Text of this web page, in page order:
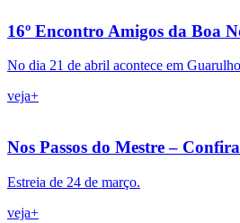
16º Encontro Amigos da Boa
No dia 21 de abril acontece em
veja+
Nos Passos do Mestre –
Estreia de 24 de março.
veja+